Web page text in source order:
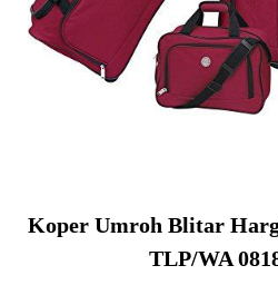
Koper Umroh Blitar
TLP/WA